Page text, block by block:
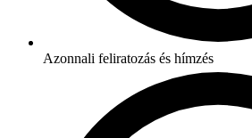
Azonnali feliratozás és hímzés